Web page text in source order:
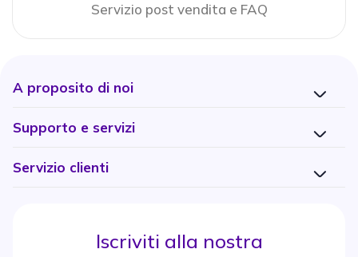
Servizio post vendita e FAQ
A proposito di noi
Supporto e servizi
Servizio clienti
Iscriviti alla nostra